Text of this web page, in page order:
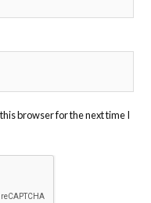
browser for the next time I